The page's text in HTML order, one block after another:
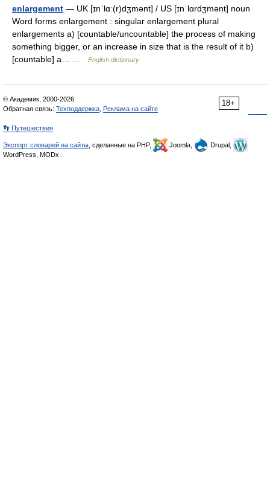
enlargement — UK [ɪnˈlɑː(r)dʒmənt] / US [ɪnˈlɑrdʒmənt] noun
Word forms enlargement : singular enlargement plural
enlargements a) [countable/uncountable] the process of making
something bigger, or an increase in size that is the result of it b)
[countable] a… …
English dictionary
18+
© Академик, 2000-2026
Обратная связь: Техподдержка Реклама на сайте
👣 Путешествия
Экспорт словарей на сайты , сделанные на PHP, Joomla,
Drupal,
WordPress, MODx.